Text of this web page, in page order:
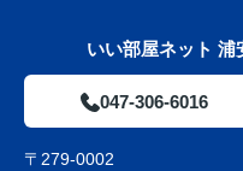
いい部屋ネット 浦
047-306-6016
〒279-0002